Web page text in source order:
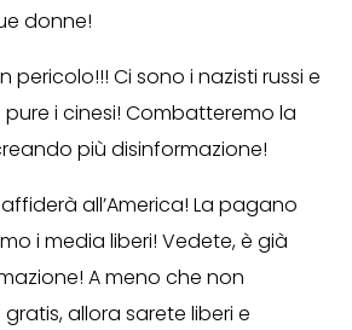
donne!
pericolo!!! Ci sono i nazisti russi e
i cinesi! Combatteremo la
più disinformazione!
all’America! La pagano
i media liberi! Vedete, è già
A meno che non
allora sarete liberi e